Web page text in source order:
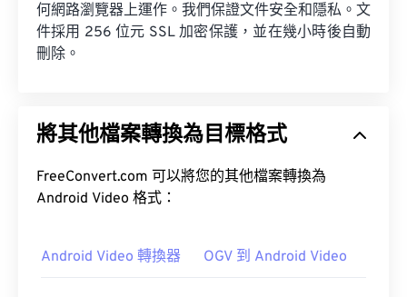
何網路瀏覽器上運作。我們保證文件安全和隱私。文
件採用 256 位元 SSL 加密保護，並在幾小時後自動
刪除。
將其他檔案轉換為目標格式
FreeConvert.com 可以將您的其他檔案轉換為
Android Video 格式：
Android Video 轉換器 OGV 到 Android Video